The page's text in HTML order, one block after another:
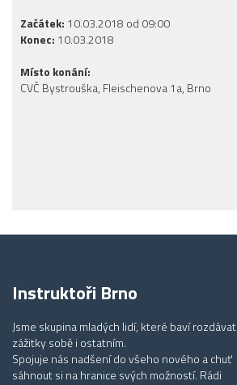
Začátek: 10.03.2018 od 09:00
Konec: 10.03.2018
Místo konání:
CVČ Bystrouška, Fleischenova 1a, Brno
Instruktoři Brno
Jsme skupina mladých lidí, které baví rozdávat
zážitky sobě i ostatním.
Spojuje nás nadšení do všeho nového a chuť
sáhnout si na hranice svých možností. Rádi